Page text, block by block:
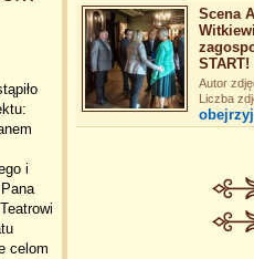
i
celom
Scena
START!
Autor
Liczba